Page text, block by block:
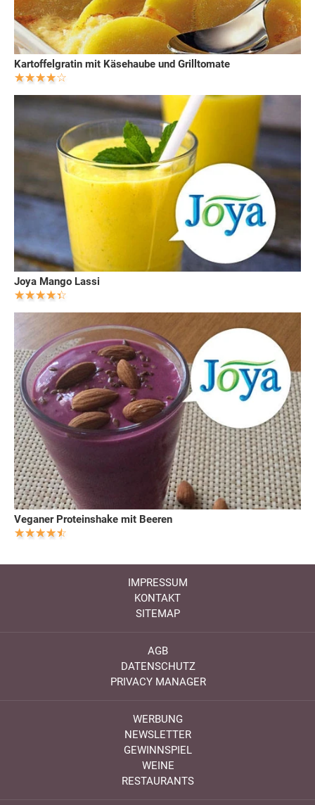
Kartoffelgratin mit Käsehaube und Grilltomate
Joya Mango Lassi
Veganer Proteinshake mit Beeren
IMPRESSUM
KONTAKT
SITEMAP
AGB
DATENSCHUTZ
PRIVACY MANAGER
WERBUNG
NEWSLETTER
GEWINNSPIEL
WEINE
RESTAURANTS